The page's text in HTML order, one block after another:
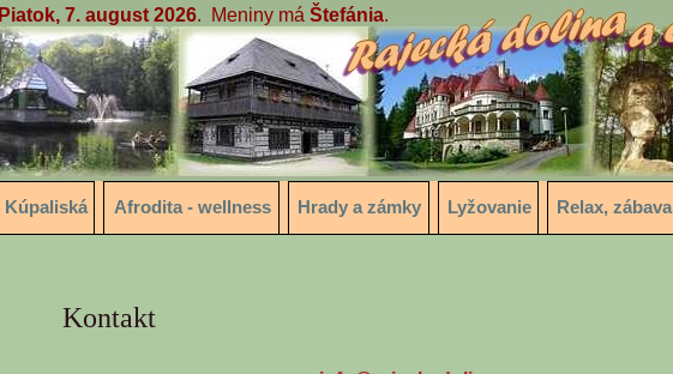
Piatok, 7. august 2026. Meniny má Štefánia.
Kúpaliská Afrodita - wellness Hrady a zámky Lyžovanie Relax, zábava
Kontakt